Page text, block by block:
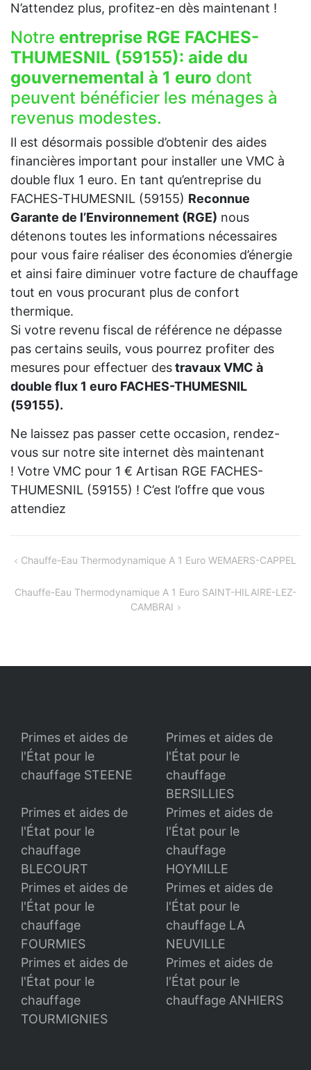
N’attendez plus, profitez-en dès maintenant !
Notre entreprise RGE FACHES-
THUMESNIL (59155): aide du
gouvernemental à 1 euro dont
peuvent bénéficier les ménages à
revenus modestes.
Il est désormais possible d’obtenir des aides
financières important pour installer une VMC à
double flux 1 euro. En tant qu’entreprise du
FACHES-THUMESNIL (59155) Reconnue
Garante de l’Environnement (RGE) nous
détenons toutes les informations nécessaires
pour vous faire réaliser des économies d’énergie
et ainsi faire diminuer votre facture de chauffage
tout en vous procurant plus de confort
thermique.
Si votre revenu fiscal de référence ne dépasse
pas certains seuils, vous pourrez profiter des
mesures pour effectuer destravaux VMC à
double flux 1 euro FACHES-THUMESNIL
(59155).
Ne laissez pas passer cette occasion, rendez-
vous sur notre site internet dès maintenant
! Votre VMC pour 1 € Artisan RGE FACHES-
THUMESNIL (59155) ! C’est l’offre que vous
attendiez
Navigation
Chauffe-Eau Thermodynamique A 1 Euro WEMAERS-CAPPEL
Chauffe-Eau Thermodynamique A 1 Euro SAINT-HILAIRE-LEZ-
CAMBRAI
Primes et aides de
l'État pour le
chauffage STEENE
Primes et aides de
l'État pour le
chauffage
BERSILLIES
Primes et aides de
l'État pour le
chauffage
BLECOURT
Primes et aides de
l'État pour le
chauffage
HOYMILLE
Primes et aides de
l'État pour le
chauffage
FOURMIES
Primes et aides de
l'État pour le
chauffage LA
NEUVILLE
Primes et aides de
l'État pour le
chauffage
TOURMIGNIES
Primes et aides de
l'État pour le
chauffage ANHIERS